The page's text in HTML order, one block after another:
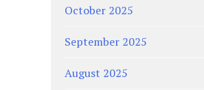
October 2025
September 2025
August 2025